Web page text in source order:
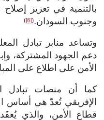
بالتنمية في تعزيز
وجنوب السودان.(
[6]
)
وتساعد منابر تبادل
دعم الجهود المشتركة،
الأمن على اطلاع على
كما أن منصات تبادل
الإفريقي تُعدّ هي أساس
قطاع الأمن، والذي